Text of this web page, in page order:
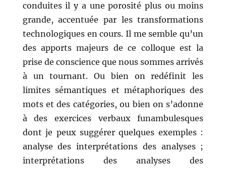
conduites il y a une porosité plus ou moins
grande, accentuée par les transformations
technologiques en cours. Il me semble qu’un
des apports majeurs de ce colloque est la
prise de conscience que nous sommes arrivés
à un tournant. Ou bien on redéfinit les
limites sémantiques et métaphoriques des
mots et des catégories, ou bien on s’adonne
à des exercices verbaux funambulesques
dont je peux suggérer quelques exemples :
analyse des interprétations des analyses ;
interprétations des analyses des